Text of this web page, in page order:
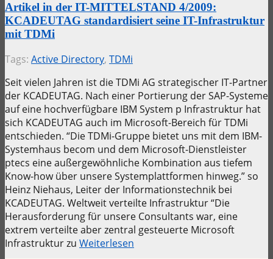
Artikel in der IT-MITTELSTAND 4/2009:
KCADEUTAG standardisiert seine IT-Infrastruktur
mit TDMi
Tags: Active Directory, TDMi
Seit vielen Jahren ist die TDMi AG strategischer IT-Partner
der KCADEUTAG. Nach einer Portierung der SAP-Systeme
auf eine hochverfügbare IBM System p Infrastruktur hat
sich KCADEUTAG auch im Microsoft-Bereich für TDMi
entschieden. “Die TDMi-Gruppe bietet uns mit dem IBM-
Systemhaus becom und dem Microsoft-Dienstleister
ptecs eine außergewöhnliche Kombination aus tiefem
Know-how über unsere Systemplattformen hinweg.” so
Heinz Niehaus, Leiter der Informationstechnik bei
KCADEUTAG. Weltweit verteilte Infrastruktur “Die
Herausforderung für unsere Consultants war, eine
extrem verteilte aber zentral gesteuerte Microsoft
Infrastruktur zu Weiterlesen